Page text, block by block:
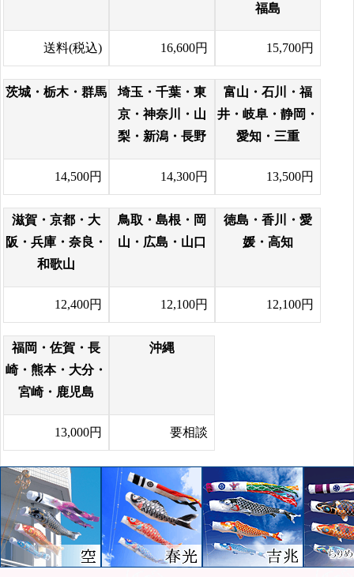
送料(税込) 16,600円
福島
15,700円
茨城・栃木・群馬
14,500円
埼玉・千葉・東
京・神奈川・山
梨・新潟・長野
14,300円
富山・石川・福
井・岐阜・静岡・
愛知・三重
13,500円
滋賀・京都・大
阪・兵庫・奈良・
和歌山
12,400円
鳥取・島根・岡
山・広島・山口
12,100円
徳島・香川・愛
媛・高知
12,100円
福岡・佐賀・長
崎・熊本・大分・
宮崎・鹿児島
13,000円
沖縄
要相談